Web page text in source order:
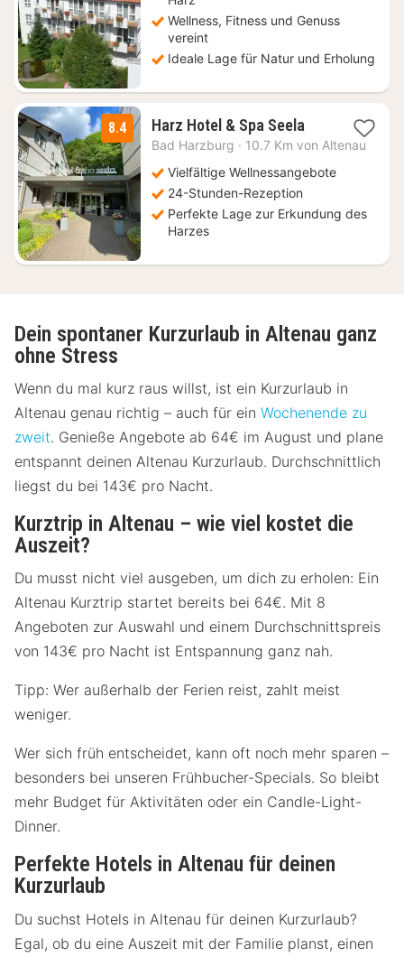
Wellness, Fitness und Genuss
vereint
Ideale Lage für Natur und Erholung
8.4 Harz Hotel & Spa Seela1
Nacht
89
Bad Harzburg · 10.7 Km von Altenau
Vielfältige Wellnessangebote
24-Stunden-Rezeption
Perfekte Lage zur Erkundung des
Harzes
Dein spontaner Kurzurlaub in Altenau ganz
ohne Stress
Wenn du mal kurz raus willst, ist ein Kurzurlaub in
Altenau genau richtig – auch für ein Wochenende zu
zweit. Genieße Angebote ab 64€ im August und plane
entspannt deinen Altenau Kurzurlaub. Durchschnittlich
liegst du bei 143€ pro Nacht.
Kurztrip in Altenau – wie viel kostet die
Auszeit?
Du musst nicht viel ausgeben, um dich zu erholen: Ein
Altenau Kurztrip startet bereits bei 64€. Mit 8
Angeboten zur Auswahl und einem Durchschnittspreis
von 143€ pro Nacht ist Entspannung ganz nah.
Tipp: Wer außerhalb der Ferien reist, zahlt meist
weniger.
Wer sich früh entscheidet, kann oft noch mehr sparen –
besonders bei unseren Frühbucher-Specials. So bleibt
mehr Budget für Aktivitäten oder ein Candle-Light-
Dinner.
Perfekte Hotels in Altenau für deinen
Kurzurlaub
Du suchst Hotels in Altenau für deinen Kurzurlaub?
Egal, ob du eine Auszeit mit der Familie planst, einen